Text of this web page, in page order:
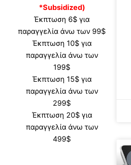
*Subsidized)
Έκπτωση 6$ για
παραγγελία άνω των 99$
Έκπτωση 10$ για
παραγγελία άνω των
199$
Έκπτωση 15$ για
παραγγελία άνω των
299$
Έκπτωση 20$ για
παραγγελία άνω των
499$